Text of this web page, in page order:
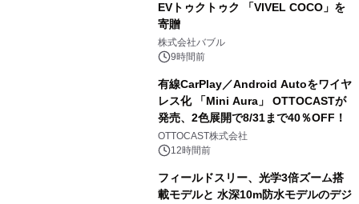
EVトゥクトゥク 「VIVEL COCO」を
寄贈
株式会社バブル
9時間前
有線CarPlay／Android Autoをワイヤ
レス化 「Mini Aura」 OTTOCASTが
発売、2色展開で8/31まで40％OFF！
OTTOCAST株式会社
12時間前
フィールドスリー、光学3倍ズーム搭
載モデルと 水深10m防水モデルのデジ